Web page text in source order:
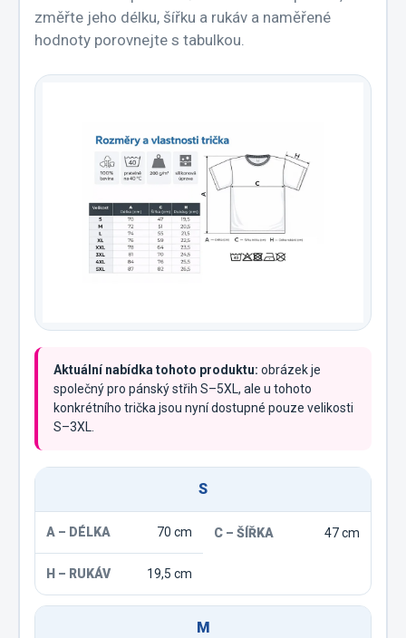
změřte jeho délku, šířku a rukáv a naměřené
hodnoty porovnejte s tabulkou.
Aktuální nabídka tohoto produktu: obrázek je
společný pro pánský střih S–5XL, ale u tohoto
konkrétního trička jsou nyní dostupné pouze velikosti
S–3XL.
S
70 cm 47 cm
19,5 cm
M